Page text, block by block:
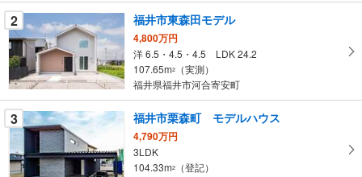
件
を
マ
イ
ペ
ー
ジ
保
2 福井市東森田モデル
4,800万円
洋 6.5・4.5・4.5 LDK 24.2
107.65m2
（実測）
福井県福井市河合寄安町
3 福井市栗森町 モデルハウス
4,790万円
3LDK
104.33m2
（登記）